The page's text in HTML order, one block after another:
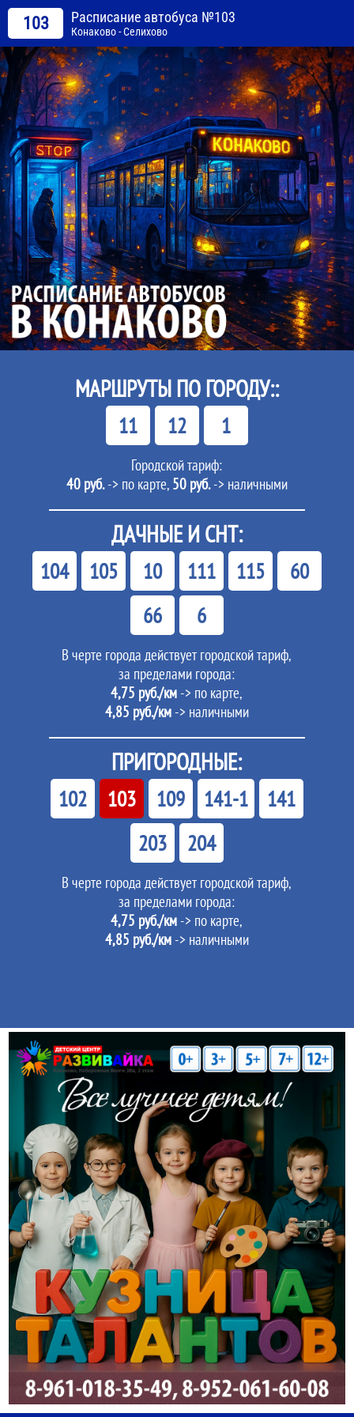
103 Расписание автобуса №103
Конаково - Селихово
МАРШРУТЫ ПО ГОРОДУ::
11 12 1
Городской тариф:
40 руб.-> по карте, 50 руб.-> наличными
ДАЧНЫЕ И СНТ:
104 105 10 111 115
60
66
6
В черте города действует городской тариф,
за пределами города:
4,75 руб./км -> по карте,
4,85 руб./км-> наличными
ПРИГОРОДНЫЕ:
102 103 109 141-1
141
203
204
В черте города действует городской тариф,
за пределами города:
4,75 руб./км -> по карте,
4,85 руб./км-> наличными